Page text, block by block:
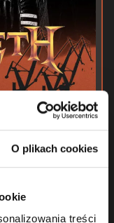
O plikach cookies
treści